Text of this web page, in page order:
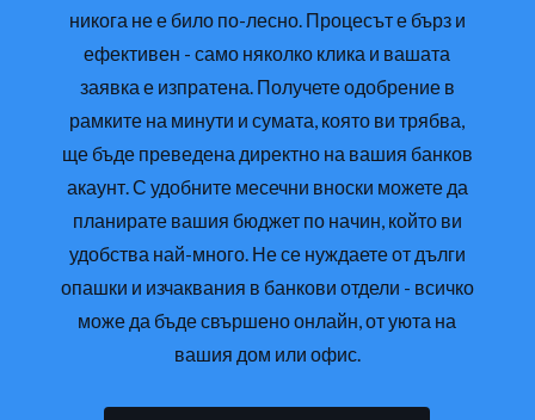
никога не е било по-лесно. Процесът е бърз и
ефективен - само няколко клика и вашата
заявка е изпратена. Получете одобрение в
рамките на минути и сумата, която ви трябва,
ще бъде преведена директно на вашия банков
акаунт. С удобните месечни вноски можете да
планирате вашия бюджет по начин, който ви
удобства най-много. Не се нуждаете от дълги
опашки и изчаквания в банкови отдели - всичко
може да бъде свършено онлайн, от уюта на
вашия дом или офис.